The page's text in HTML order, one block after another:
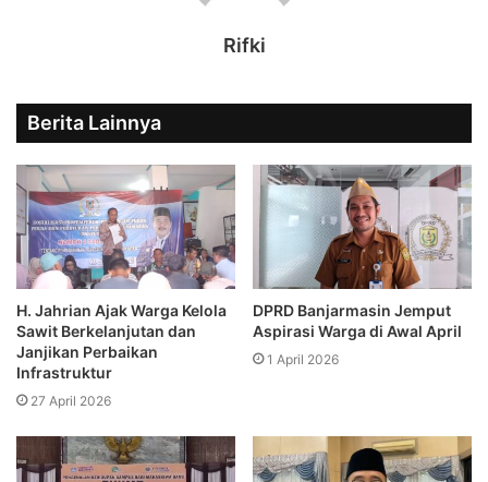
Rifki
Berita Lainnya
H. Jahrian Ajak Warga Kelola
Sawit Berkelanjutan dan
Janjikan Perbaikan
Infrastruktur
27 April 2026
DPRD Banjarmasin Jemput
Aspirasi Warga di Awal April
1 April 2026